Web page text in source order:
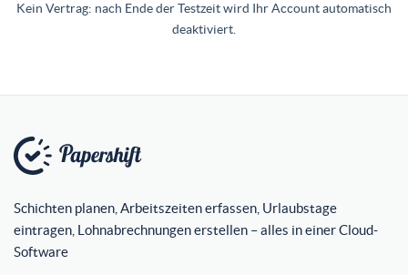
Kein Vertrag: nach Ende der Testzeit wird Ihr Account automatisch
deaktiviert.
Schichten planen, Arbeitszeiten erfassen, Urlaubstage
eintragen, Lohnabrechnungen erstellen – alles in einer Cloud-
Software